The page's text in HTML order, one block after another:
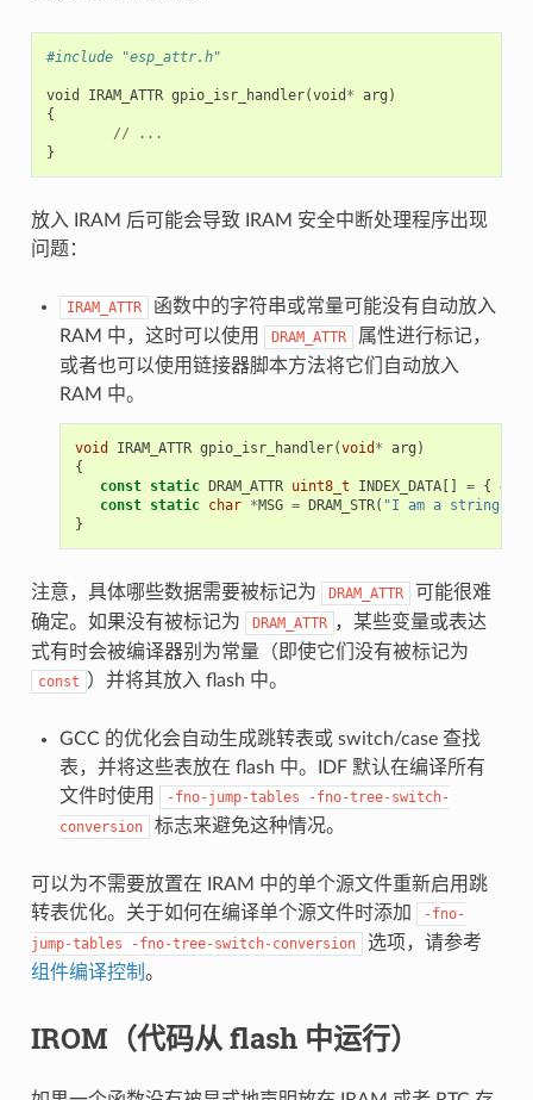
#include "esp_attr.h"
void IRAM_ATTR gpio_isr_handler(void * arg )
{
//
...
}
放入 IRAM 后可能会导致 IRAM 安全中断处理程序出现
问题：
IRAM_ATTR
函数中的字符串或常量可能没有自动放入
RAM 中，这时可以使用
DRAM_ATTR
属性进行标记，
或者也可以使用链接器脚本方法将它们自动放入
RAM 中。
void IRAM_ATTR gpio_isr_handler(void * arg )
{
const static DRAM_ATTR uint8_t INDEX_DATA[] = { 45
const static char *MSG = DRAM_STR( "I am a string
}
注意，具体哪些数据需要被标记为 DRAM_ATTR
可能很难
确定。如果没有被标记为
DRAM_ATTR ，某些变量或表达
式有时会被编译器别为常量（即使它们没有被标记为
const ）并将其放入 flash 中。
GCC 的优化会自动生成跳转表或 switch/case 查找
表，并将这些表放在 flash 中。IDF 默认在编译所有
文件时使用
-fno-jump-tables
-fno-tree-switch-
conversion
标志来避免这种情况。
可以为不需要放置在 IRAM 中的单个源文件重新启用跳
转表优化。关于如何在编译单个源文件时添加
-fno-
jump-tables
-fno-tree-switch-conversion
选项，请参考
组件编译控制 。
IROM（代码从 flash 中运行）